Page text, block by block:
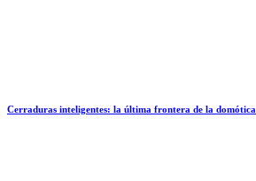
Cerraduras inteligentes: la última frontera de la domótica